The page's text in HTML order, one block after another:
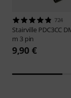
724
Stairville PDC3CC
m 3 pin
9,90 €